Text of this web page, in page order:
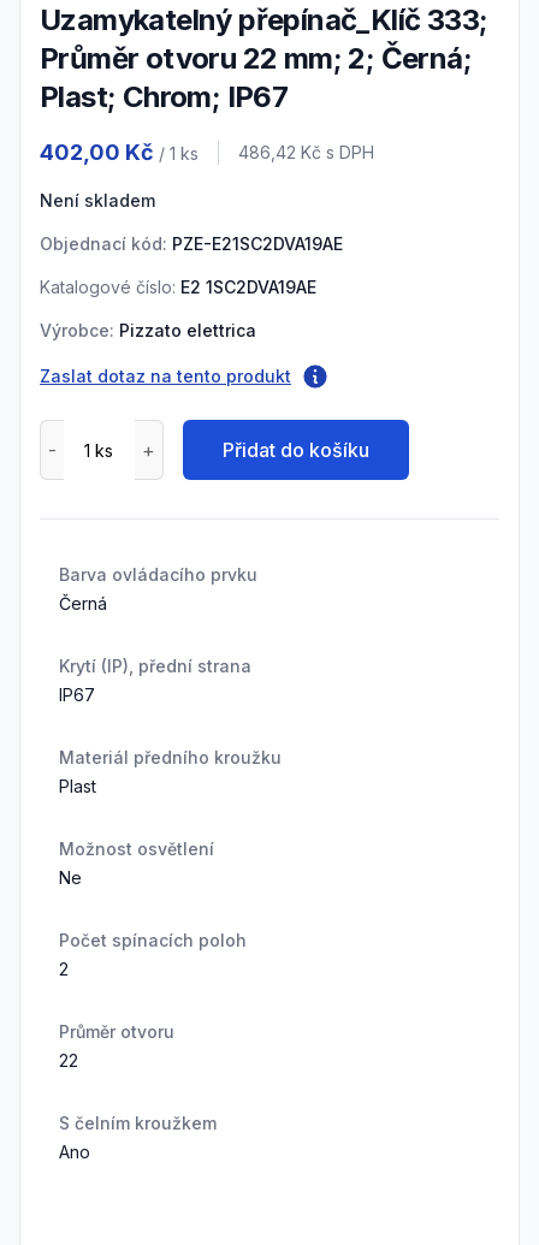
Uzamykatelný přepínač_Klíč 333;
Průměr otvoru 22 mm; 2; Černá;
Plast; Chrom; IP67
402,00 Kč / 1 ks Cena s DPH
486,42 Kč s DPH
Není skladem
Objednací kód: PZE-E21SC2DVA19AE
Katalogové číslo: E2 1SC2DVA19AE
Výrobce: Pizzato elettrica
Zaslat dotaz na tento produkt
Přidat do košíku
Barva ovládacího prvku
Černá
Krytí (IP), přední strana
IP67
Materiál předního kroužku
Plast
Možnost osvětlení
Ne
Počet spínacích poloh
2
Průměr otvoru
22
S čelním kroužkem
Ano